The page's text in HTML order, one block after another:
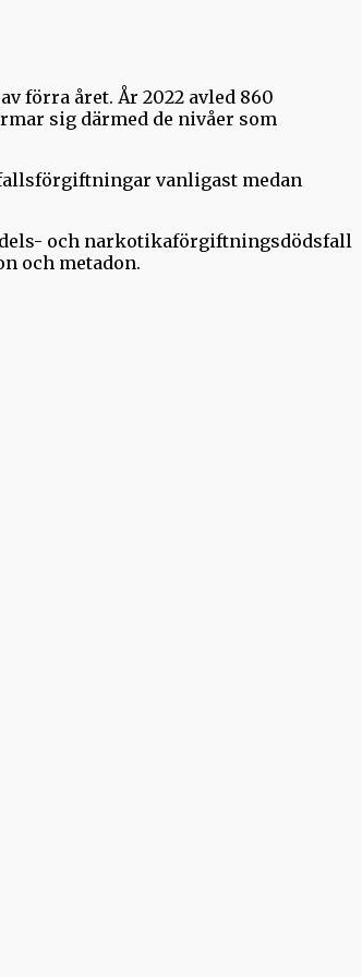
förra året. År 2022 avled 860
sig därmed de nivåer som
vanligast medan
och narkotikaförgiftningsdödsfall
och metadon.